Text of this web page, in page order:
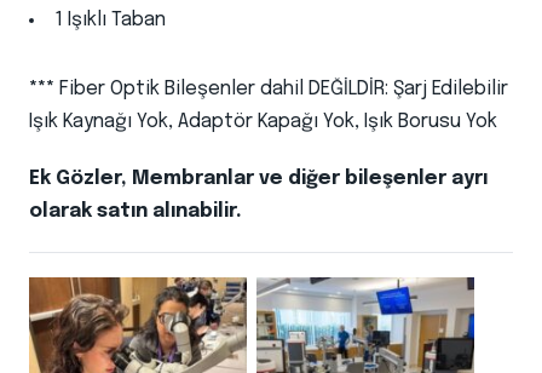
1 Işıklı Taban
*** Fiber Optik Bileşenler dahil DEĞİLDİR: Şarj Edilebilir
Işık Kaynağı Yok, Adaptör Kapağı Yok, Işık Borusu Yok
Ek Gözler, Membranlar ve diğer bileşenler ayrı
olarak satın alınabilir.